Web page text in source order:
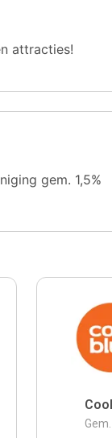
attracties!
gem. 1,5%
Gem.